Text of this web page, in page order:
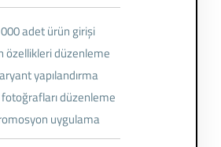
adet ürün girişi
özellikleri düzenleme
yapılandırma
düzenleme
uygulama